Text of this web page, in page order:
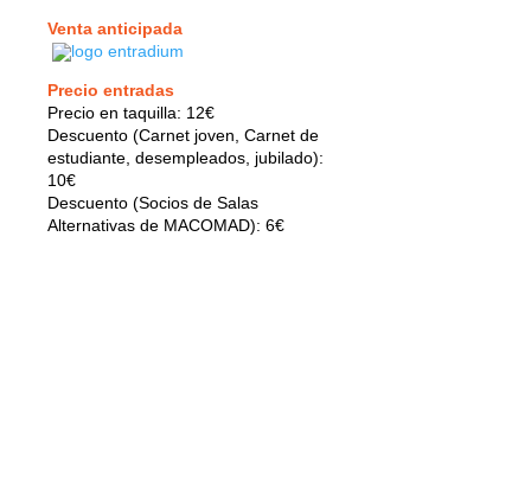
Venta anticipada
Precio entradas
Precio en taquilla: 12€
Descuento (Carnet joven, Carnet de
estudiante, desempleados, jubilado):
10€
Descuento (Socios de Salas
Alternativas de MACOMAD): 6€